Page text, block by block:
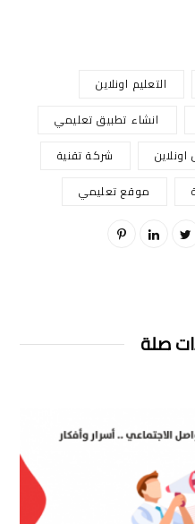
التعليم اونلاين
انشاء تطبيق تعليمي
شركة تقنية
موقع تعليمي
صلة